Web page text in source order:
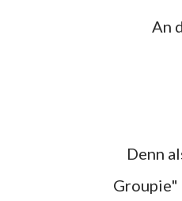
Denn als wir dann in der netten Eck-Kneipe so zusammensaßen und sich "Arno's Trier-
Groupie"